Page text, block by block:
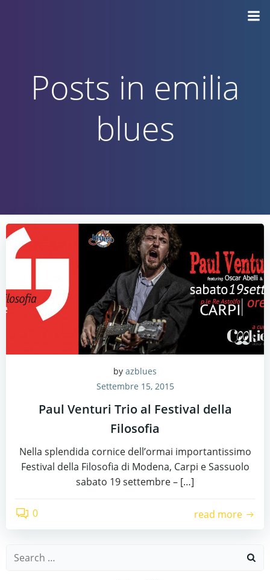
Posts in emilia
blues
by azblues
Settembre 15, 2015
Paul Venturi Trio al Festival della
Filosofia
Nella splendida cornice dell’ormai importantissimo
Festival della Filosofia di Modena, Carpi e Sassuolo
sabato 19 settembre – […]
0 read more
Search